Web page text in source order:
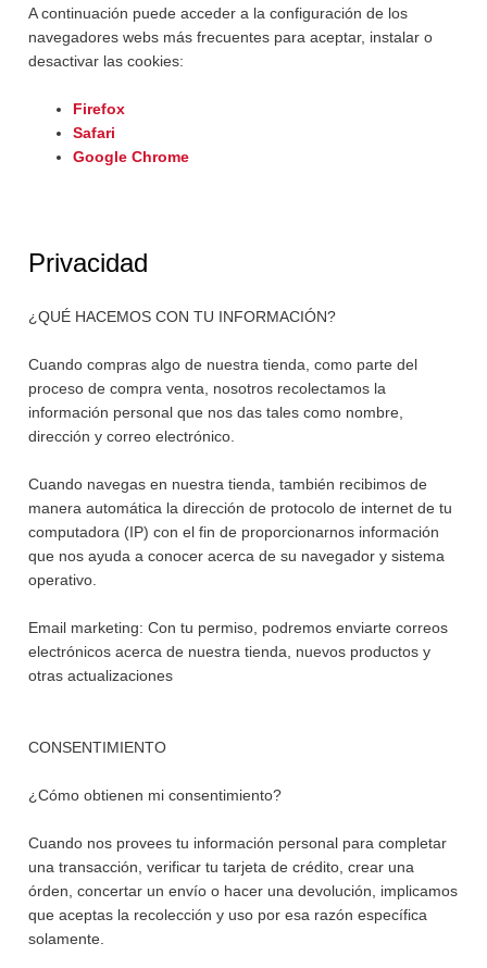
A continuación puede acceder a la configuración de los
navegadores webs más frecuentes para aceptar, instalar o
desactivar las cookies:
Firefox
Safari
Google Chrome
Privacidad
¿QUÉ HACEMOS CON TU INFORMACIÓN?
Cuando compras algo de nuestra tienda, como parte del
proceso de compra venta, nosotros recolectamos la
información personal que nos das tales como nombre,
dirección y correo electrónico.
Cuando navegas en nuestra tienda, también recibimos de
manera automática la dirección de protocolo de internet de tu
computadora (IP) con el fin de proporcionarnos información
que nos ayuda a conocer acerca de su navegador y sistema
operativo.
Email marketing: Con tu permiso, podremos enviarte correos
electrónicos acerca de nuestra tienda, nuevos productos y
otras actualizaciones
CONSENTIMIENTO
¿Cómo obtienen mi consentimiento?
Cuando nos provees tu información personal para completar
una transacción, verificar tu tarjeta de crédito, crear una
órden, concertar un envío o hacer una devolución, implicamos
que aceptas la recolección y uso por esa razón específica
solamente.